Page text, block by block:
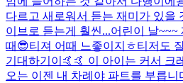
다르고 새로워서 듣는 재미가 있을
이브로 듣는게 훨씬...어린이 날~~~
때😎티져 어때 느좋이지ㅎ티저도
기대하기이🤙🤙 이 아이는 커서 크
오는 이젠 내 차례야 파트를 부릅니